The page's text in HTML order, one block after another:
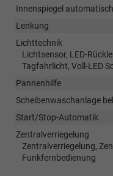
Innenspiegel
Lenkung
Lichttechnik
Lichtsensor, LED-
Tagfahrlicht, Voll-LED
Pannenhilfe
Scheibenwaschanlage
Start/Stop-Automatik
Zentralverriegelung
Zentralverriegelung,
Funkfernbedienung